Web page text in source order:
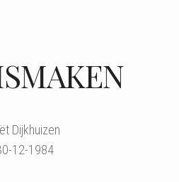
Dijkhuizen
12-1984